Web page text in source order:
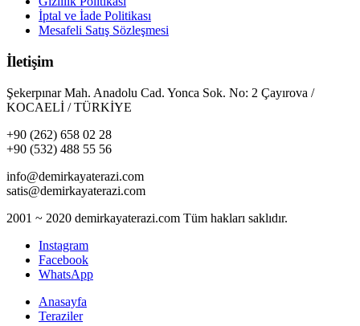
İptal ve İade Politikası
Mesafeli Satış Sözleşmesi
İletişim
Şekerpınar Mah. Anadolu Cad. Yonca Sok. No: 2 Çayırova /
KOCAELİ / TÜRKİYE
+90 (262) 658 02 28
+90 (532) 488 55 56
info@demirkayaterazi.com
satis@demirkayaterazi.com
2001 ~ 2020 demirkayaterazi.com Tüm hakları saklıdır.
Instagram
Facebook
WhatsApp
Anasayfa
Teraziler